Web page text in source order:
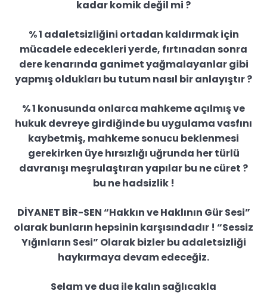
kadar komik değil mi ?
% 1 adaletsizliğini ortadan kaldırmak için
mücadele edecekleri yerde, fırtınadan sonra
dere kenarında ganimet yağmalayanlar gibi
yapmış oldukları bu tutum nasıl bir anlayıştır ?
% 1 konusunda onlarca mahkeme açılmış ve
hukuk devreye girdiğinde bu uygulama vasfını
kaybetmiş, mahkeme sonucu beklenmesi
gerekirken üye hırsızlığı uğrunda her türlü
davranışı meşrulaştıran yapılar bu ne cüret ?
bu ne hadsizlik !
DİYANET BİR-SEN “Hakkın ve Haklının Gür Sesi”
olarak bunların hepsinin karşısındadır ! “Sessiz
Yığınların Sesi” Olarak bizler bu adaletsizliği
haykırmaya devam edeceğiz.
Selam ve dua ile kalın sağlıcakla